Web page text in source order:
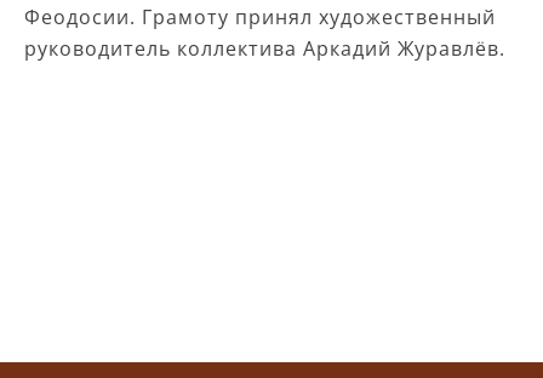
Феодосии. Грамоту принял художественный
руководитель коллектива Аркадий Журавлёв.